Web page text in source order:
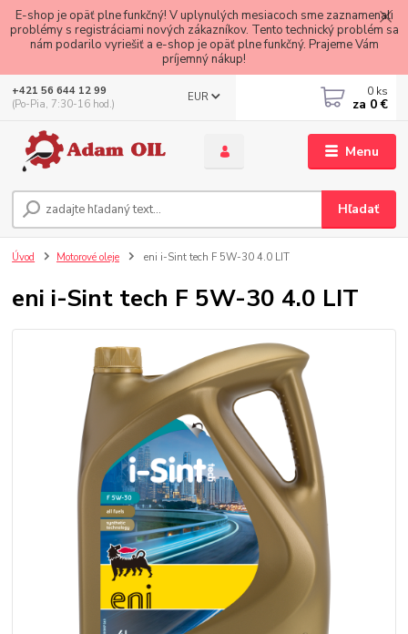
E-shop je opäť plne funkčný! V uplynulých mesiacoch sme zaznamenali
problémy s registráciami nových zákazníkov. Tento technický problém sa
nám podarilo vyriešiť a e-shop je opäť plne funkčný. Prajeme Vám
príjemný nákup!
Menu
EUR
Hľadať
+421 56 644 12 99
(Po-Pia, 7:30-16 hod.)
0 ks
za 0 €
Úvod Motorové oleje eni i-Sint tech F 5W-30 4.0 LIT
eni i-Sint tech F 5W-30 4.0 LIT